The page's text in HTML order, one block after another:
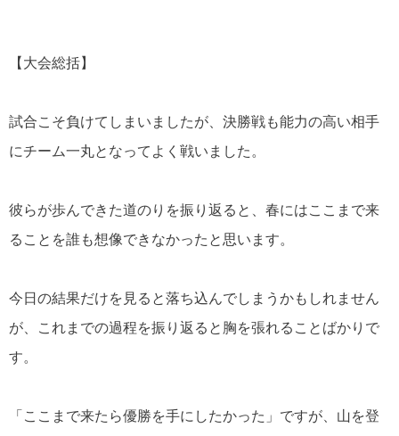
【大会総括】
試合こそ負けてしまいましたが、決勝戦も能力の高い相手
にチーム一丸となってよく戦いました。
彼らが歩んできた道のりを振り返ると、春にはここまで来
ることを誰も想像できなかったと思います。
今日の結果だけを見ると落ち込んでしまうかもしれません
が、これまでの過程を振り返ると胸を張れることばかりで
す。
「ここまで来たら優勝を手にしたかった」ですが、山を登